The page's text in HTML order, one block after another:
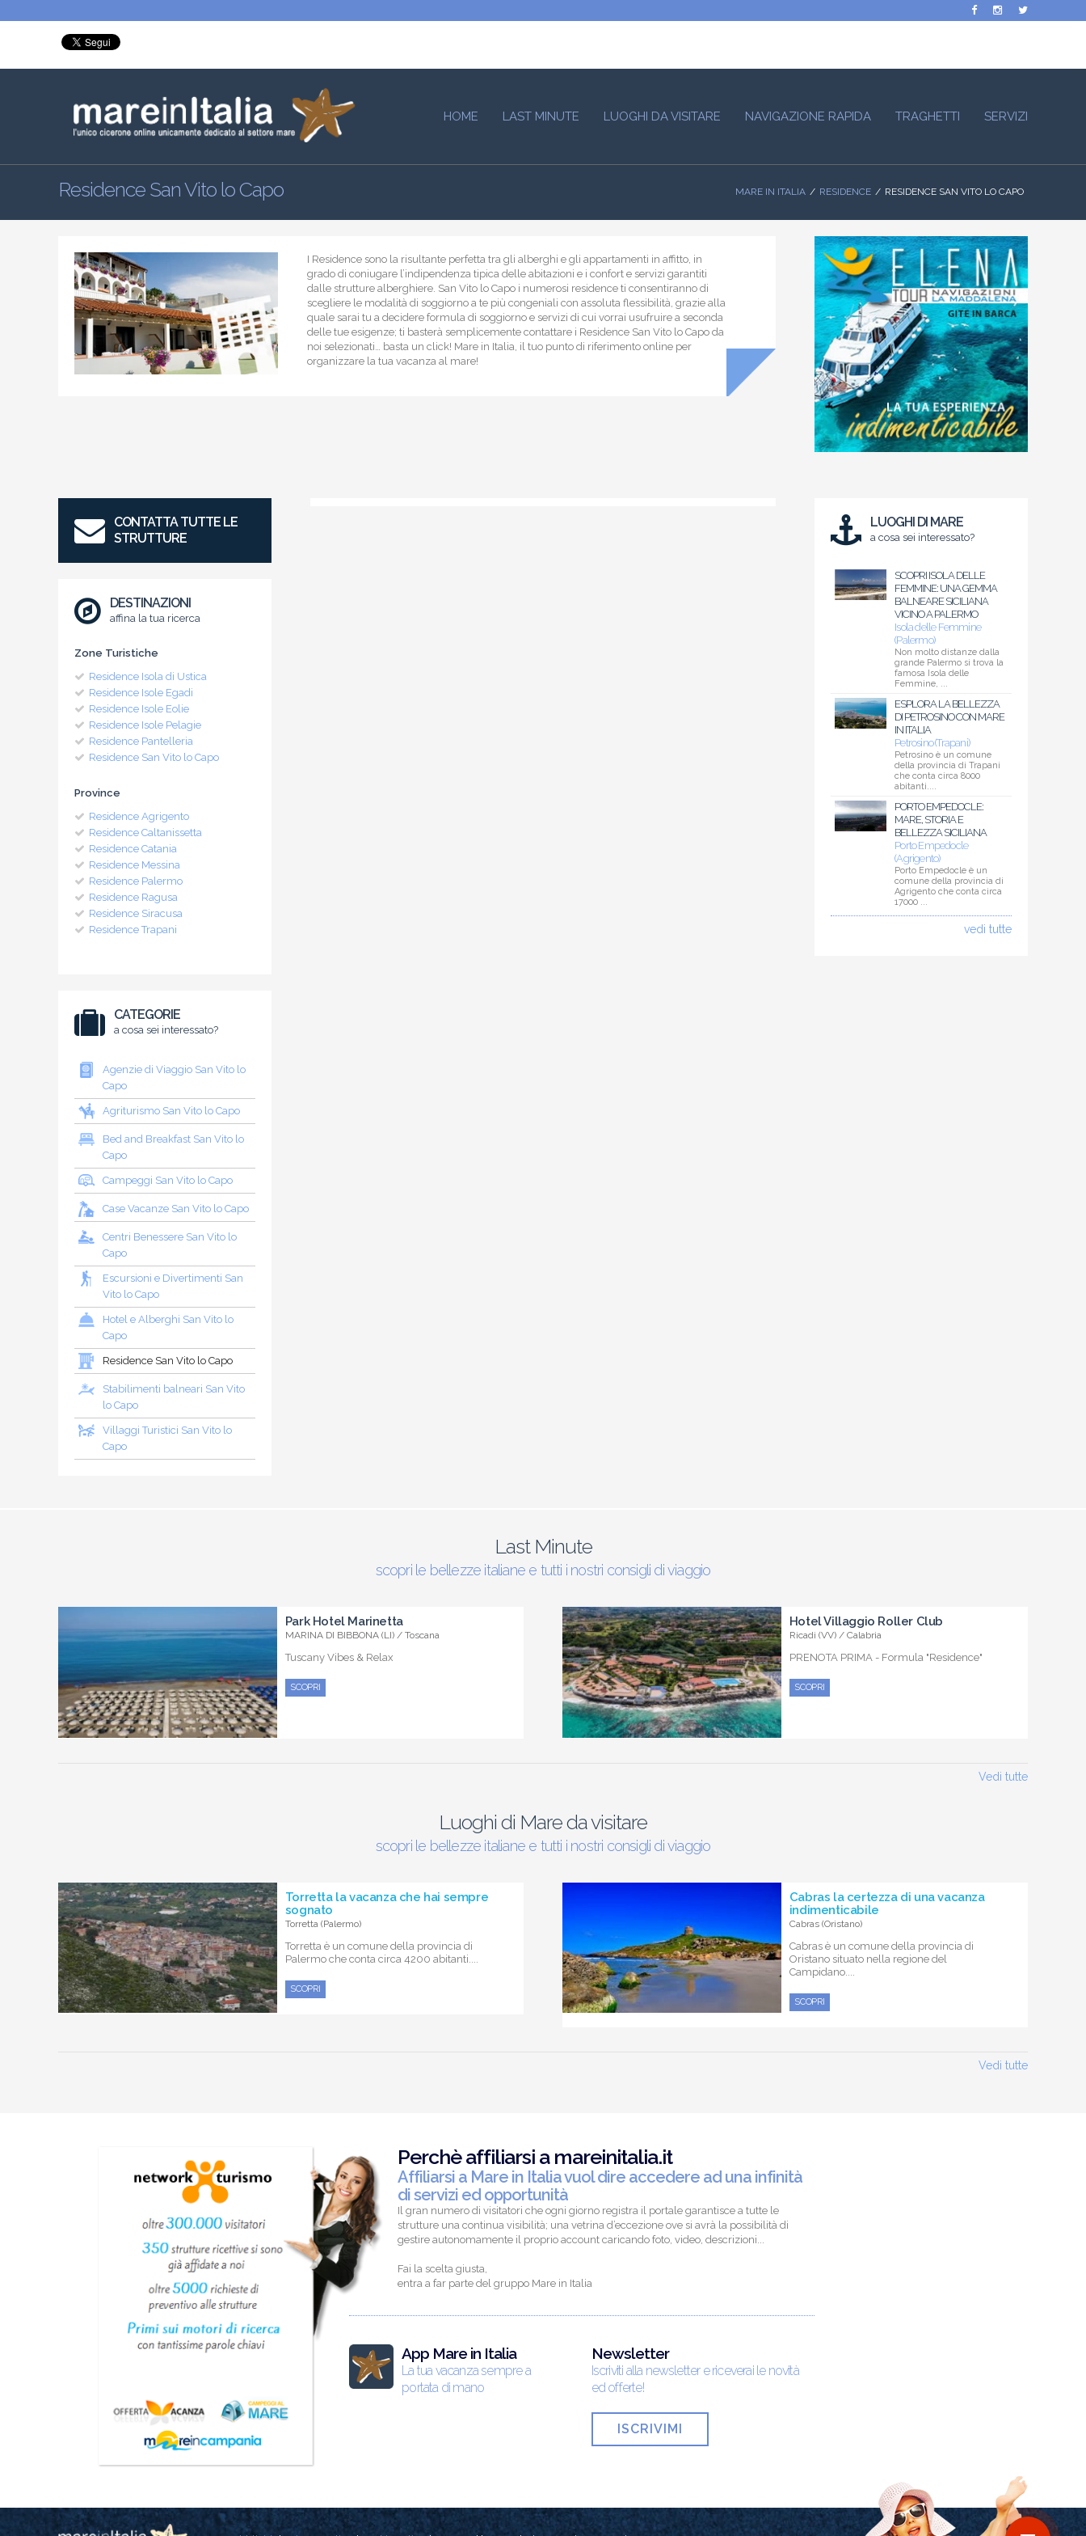
HOME LAST MINUTE LUOGHI DA VISITARE NAVIGAZIONE RAPIDA TRAGHETTI SERVIZI
Residence San Vito lo Capo MARE IN ITALIA RESIDENCE RESIDENCE SAN VITO LO CAPO
I Residence sono la risultante perfetta tra gli alberghi e gli appartamenti in affitto, in
grado di coniugare l’indipendenza tipica delle abitazioni e i confort e servizi garantiti
dalle strutture alberghiere. San Vito lo Capo i numerosi residence ti consentiranno di
scegliere le modalità di soggiorno a te più congeniali con assoluta flessibilità, grazie alla
quale sarai tu a decidere formula di soggiorno e servizi di cui vorrai usufruire a seconda
delle tue esigenze; ti basterà semplicemente contattare i Residence San Vito lo Capo da
noi selezionati… basta un click! Mare in Italia, il tuo punto di riferimento online per
organizzare la tua vacanza al mare!
CONTATTA TUTTE LE
STRUTTURE
DESTINAZIONI
affina la tua ricerca
Zone Turistiche
Residence Isola di Ustica
Residence Isole Egadi
Residence Isole Eolie
Residence Isole Pelagie
Residence Pantelleria
Residence San Vito lo Capo
Province
Residence Agrigento
Residence Caltanissetta
Residence Catania
Residence Messina
Residence Palermo
Residence Ragusa
Residence Siracusa
Residence Trapani
CATEGORIE
a cosa sei interessato?
Agenzie di Viaggio San Vito lo
Capo
Agriturismo San Vito lo Capo
Bed and Breakfast San Vito lo
Capo
Campeggi San Vito lo Capo
Case Vacanze San Vito lo Capo
Centri Benessere San Vito lo
Capo
Escursioni e Divertimenti San
Vito lo Capo
Hotel e Alberghi San Vito lo
Capo
Residence San Vito lo Capo
Stabilimenti balneari San Vito
lo Capo
Villaggi Turistici San Vito lo
Capo
LUOGHI DI MARE
a cosa sei interessato?
SCOPRI ISOLA DELLE
FEMMINE: UNA GEMMA
BALNEARE SICILIANA
VICINO A PALERMO
Isola delle Femmine
(Palermo)
Non molto distanze dalla
grande Palermo si trova la
famosa Isola delle
Femmine, ...
ESPLORA LA BELLEZZA
DI PETROSINO CON MARE
IN ITALIA
Petrosino (Trapani)
Petrosino è un comune
della provincia di Trapani
che conta circa 8000
abitanti....
PORTO EMPEDOCLE:
MARE, STORIA E
BELLEZZA SICILIANA
Porto Empedocle
(Agrigento)
Porto Empedocle è un
comune della provincia di
Agrigento che conta circa
17000 ...
vedi tutte
Last Minute
scopri le bellezze italiane e tutti i nostri consigli di viaggio
Park Hotel Marinetta
MARINA DI BIBBONA (LI) / Toscana
Tuscany Vibes & Relax
SCOPRI
Hotel Villaggio Roller Club
Ricadi (VV) / Calabria
PRENOTA PRIMA - Formula "Residence"
SCOPRI
Vedi tutte
Luoghi di Mare da visitare
scopri le bellezze italiane e tutti i nostri consigli di viaggio
Torretta la vacanza che hai sempre
sognato
Torretta (Palermo)
Torretta è un comune della provincia di
Palermo che conta circa 4200 abitanti....
SCOPRI
Cabras la certezza di una vacanza
indimenticabile
Cabras (Oristano)
Cabras è un comune della provincia di
Oristano situato nella regione del
Campidano....
SCOPRI
Vedi tutte
Perchè affiliarsi a mareinitalia.it
Affiliarsi a Mare in Italia vuol dire accedere ad una infinità
di servizi ed opportunità
Il gran numero di visitatori che ogni giorno registra il portale garantisce a tutte le
strutture una continua visibilità; una vetrina d’eccezione ove si avrà la possibilità di
gestire autonomamente il proprio account caricando foto, video, descrizioni...
Fai la scelta giusta,
entra a far parte del gruppo Mare in Italia
App Mare in Italia
La tua vacanza sempre a
portata di mano
Newsletter
Iscriviti alla newsletter e riceverai le novità
ed offerte!
ISCRIVIMI